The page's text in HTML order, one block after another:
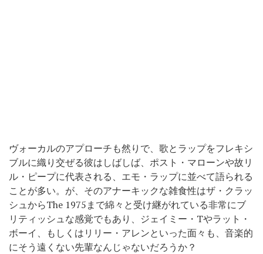
ヴォーカルのアプローチも然りで、歌とラップをフレキシ
ブルに織り交ぜる彼はしばしば、ポスト・マローンや故リ
ル・ピープに代表される、エモ・ラップに並べて語られる
ことが多い。が、そのアナーキックな雑食性はザ・クラッ
シュからThe 1975まで綿々と受け継がれている非常にブ
リティッシュな感覚でもあり、ジェイミー・Tやラット・
ボーイ、もしくはリリー・アレンといった面々も、音楽的
にそう遠くない先輩なんじゃないだろうか？